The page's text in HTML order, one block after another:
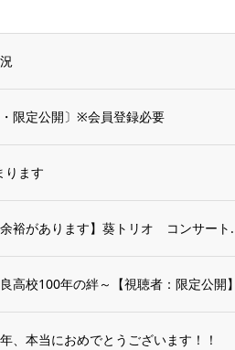
限定公開〕※会員登録必要
ります
裕があります】葵トリオ コンサート
高校100年の絆～【視聴者：限定公開】
、本当におめでとうございます！！